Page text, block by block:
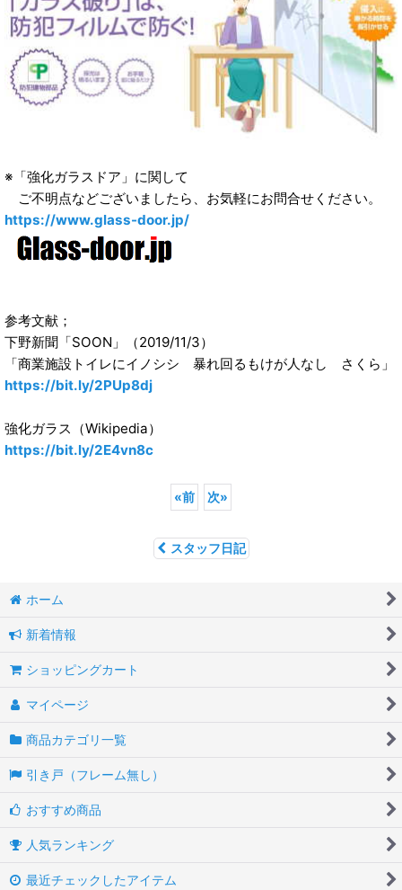
※「強化ガラスドア」に関して
ご不明点などございましたら、お気軽にお問合せください。
https://www.glass-door.jp/
参考文献；
下野新聞「SOON」（2019/11/3）
「商業施設トイレにイノシシ 暴れ回るもけが人なし さくら」
https://bit.ly/2PUp8dj
強化ガラス（Wikipedia）
https://bit.ly/2E4vn8c
«前 次»
スタッフ日記
ホーム
新着情報
ショッピングカート
マイページ
商品カテゴリ一覧
引き戸（フレーム無し）
おすすめ商品
人気ランキング
最近チェックしたアイテム